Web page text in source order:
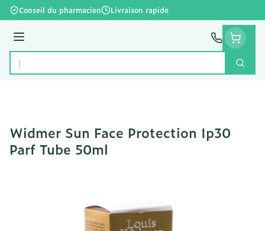
Aller au contenu
Conseil du pharmacien Livraison rapide
Menu
Rechercher
Widmer Sun Face Protection Ip30
Parf Tube 50ml